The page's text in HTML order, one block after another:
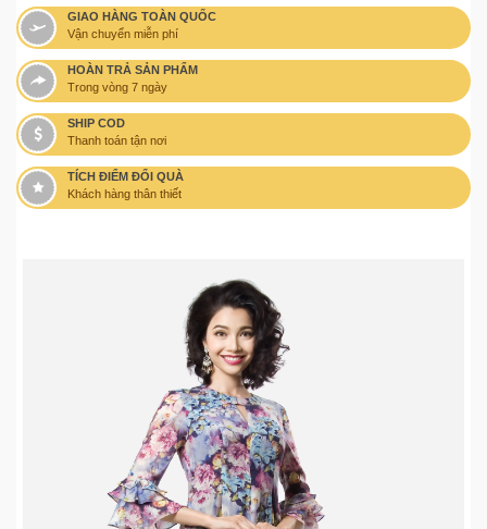
GIAO HÀNG TOÀN QUỐC
Vận chuyển miễn phí
HOÀN TRẢ SẢN PHẨM
Trong vòng 7 ngày
SHIP COD
Thanh toán tận nơi
TÍCH ĐIỂM ĐỔI QUÀ
Khách hàng thân thiết